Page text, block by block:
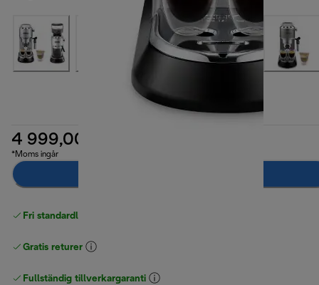
4 999,00 kr
*Moms ingår
Fri standardleverans
Gratis returer
Fullständig tillverkargaranti